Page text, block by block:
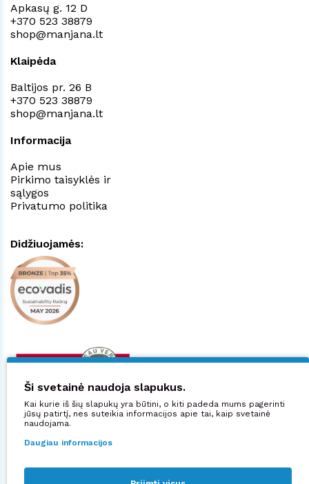
Apkasų g. 12 D
+370 523 38879
shop@manjana.lt
Klaipėda
Baltijos pr. 26 B
+370 523 38879
shop@manjana.lt
Informacija
Apie mus
Pirkimo taisyklės ir
sąlygos
Privatumo politika
Didžiuojamės:
Ši svetainė naudoja slapukus.
Kai kurie iš šių slapukų yra būtini, o kiti padeda mums pagerinti
jūsų patirtį, nes suteikia informacijos apie tai, kaip svetainė
naudojama.
Daugiau informacijos